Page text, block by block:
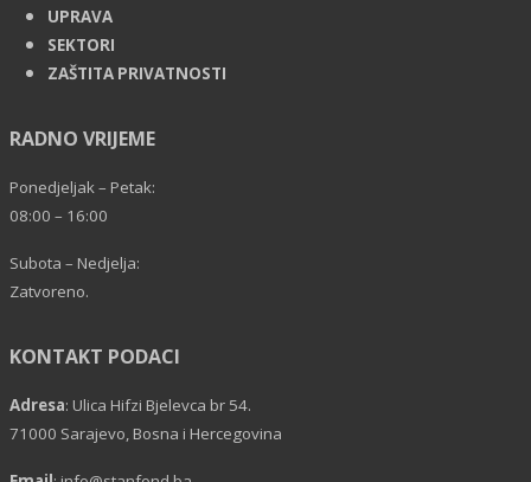
UPRAVA
SEKTORI
ZAŠTITA PRIVATNOSTI
RADNO VRIJEME
Ponedjeljak – Petak:
08:00 – 16:00
Subota – Nedjelja:
Zatvoreno.
KONTAKT PODACI
Adresa: Ulica Hifzi Bjelevca br 54.
71000 Sarajevo, Bosna i Hercegovina